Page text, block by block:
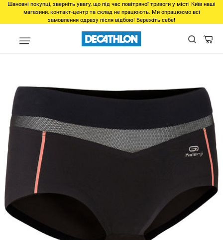
Шановні покупці, зверніть увагу, що під час повітряної тривоги у місті Київ наші
магазини, контакт-центр та склад не працюють. Ми опрацюємо всі
замовлення одразу після відбою! Бережіть себе!
Виды спорта Бег, Cпортивная ходьба Одежда для бега